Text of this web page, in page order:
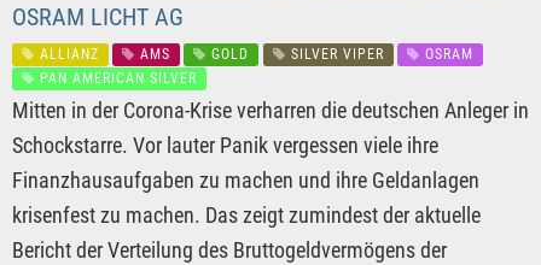
OSRAM LICHT AG
ALLIANZ AMS GOLD SILVER VIPER
OSRAM
PAN AMERICAN SILVER
Mitten in der Corona-Krise verharren die deutschen Anleger in
Schockstarre. Vor lauter Panik vergessen viele ihre
Finanzhausaufgaben zu machen und ihre Geldanlagen
krisenfest zu machen. Das zeigt zumindest der aktuelle
Bericht der Verteilung des Bruttogeldvermögens der